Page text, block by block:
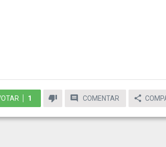
1 COMENTAR